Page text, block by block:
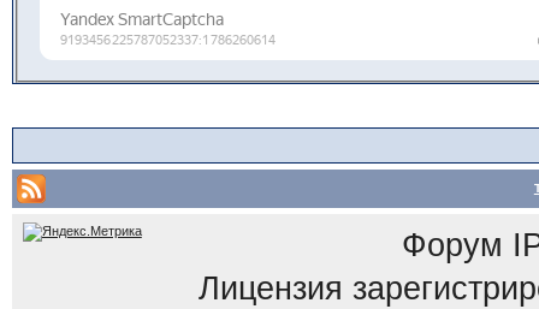
Форум
Лицензия